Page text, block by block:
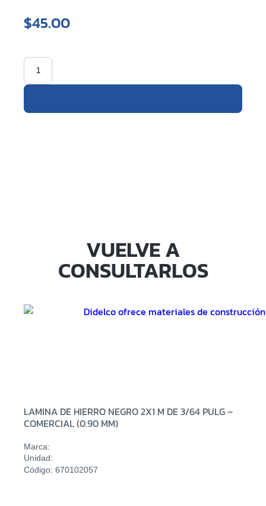
$45.00
VUELVE A
CONSULTARLOS
LAMINA DE HIERRO NEGRO 2X1 M DE 3/64 PULG –
COMERCIAL (0.90 MM)
Marca:
Unidad:
Código: 670102057